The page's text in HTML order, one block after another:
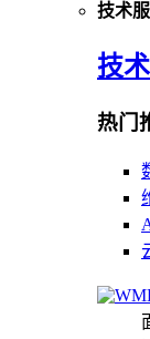
技术
技
热门